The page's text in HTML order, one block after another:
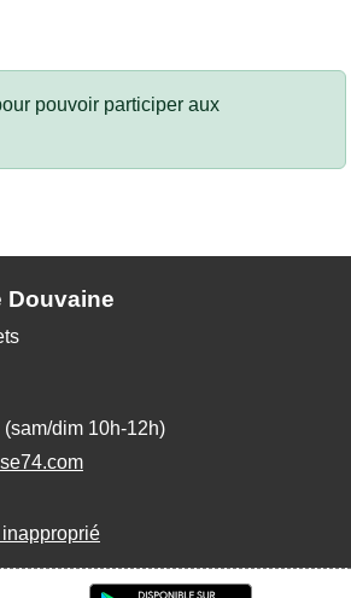
pouvoir participer aux
Douvaine
dim 10h-12h)